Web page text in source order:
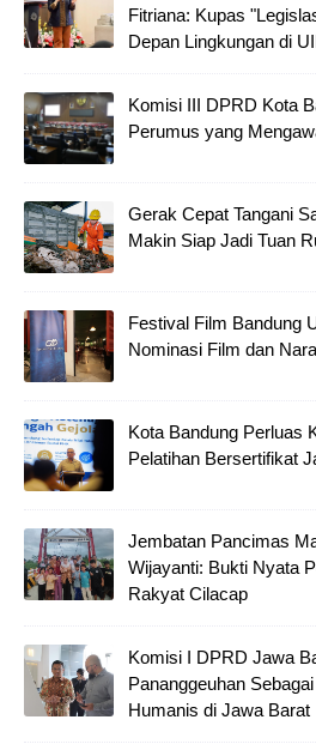
Fitriana: Kupas
Depan Lingkungan di
Komisi III DPRD Kota
Perumus yang
Gerak Cepat Tangani
Makin Siap Jadi Tuan
Festival Film Bandung
Nominasi Film dan
Kota Bandung Perluas
Pelatihan Bersertifikat
Jembatan Pancimas
Wijayanti: Bukti Nyata
Rakyat Cilacap
Komisi I DPRD Jawa
Pananggeuhan
Humanis di Jawa Barat